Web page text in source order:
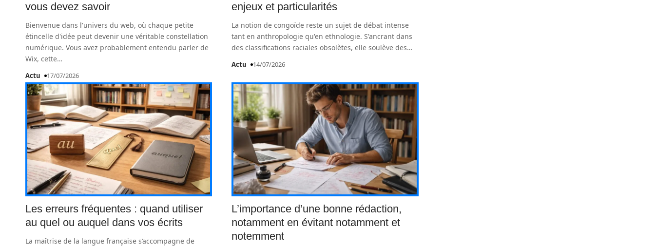
vous devez savoir
Bienvenue dans l'univers du web, où chaque petite
étincelle d'idée peut devenir une véritable constellation
numérique. Vous avez probablement entendu parler de
Wix, cette…
Actu 17/07/2026
enjeux et particularités
La notion de congoïde reste un sujet de débat intense
tant en anthropologie qu'en ethnologie. S'ancrant dans
des classifications raciales obsolètes, elle soulève des…
Actu 14/07/2026
Les erreurs fréquentes : quand utiliser
au quel ou auquel dans vos écrits
La maîtrise de la langue française s’accompagne de
L’importance d’une bonne rédaction,
notamment en évitant notamment et
notemment